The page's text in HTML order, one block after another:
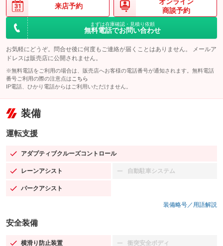
来店予約
商談予約
まずは在庫確認・見積り依頼
無料電話でお問い合わせ
お気軽にどうぞ。問合せ後に何度もご連絡が届くことはありません。 メールア
ドレスは販売店に公開されません。
※無料電話をご利用の場合は、販売店へお客様の電話番号が通知されます。無料電話
番号ご利用の際の注意点は こちら
IP電話、ひかり電話からはご利用いただけません。
装備
運転支援
アダプティブクルーズコントロール
：装備あり
レーンアシスト
：装備あり 自動駐車システム
：装備なし
パークアシスト
：装備あり
装備略号／用語解説
安全装備
横滑り防止装置 衝突安全ボディ